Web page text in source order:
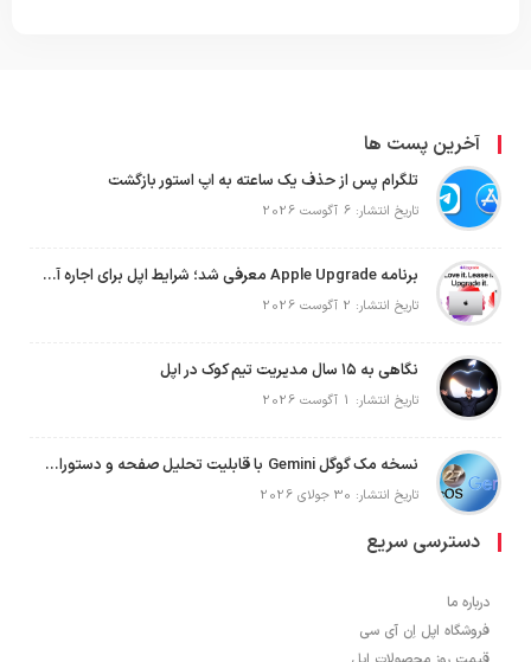
آخرین پست ها
تلگرام پس از حذف یک ساعته به اپ استور بازگشت
تاریخ انتشار: 6 آگوست 2026
برنامه Apple Upgrade معرفی شد؛ شرایط اپل برای اجاره آیفون، آیپد، مک و اپل واچ
تاریخ انتشار: 2 آگوست 2026
نگاهی به ۱۵ سال مدیریت تیم کوک در اپل
تاریخ انتشار: 1 آگوست 2026
نسخه مک گوگل Gemini با قابلیت تحلیل صفحه و دستورات صوتی در به‌روزرسانی جدید
تاریخ انتشار: 30 جولای 2026
دسترسی سریع
درباره ما
فروشگاه اپل اِن آی سی